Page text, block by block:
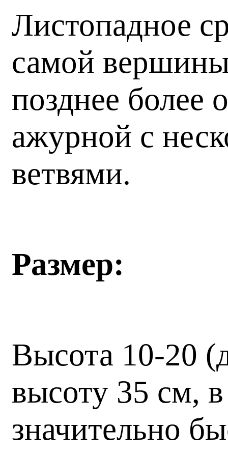
Листопадное
самой
позднее более
ажурной с
ветвями.
Размер:
Высота 10-20
высоту 35 см,
значительно